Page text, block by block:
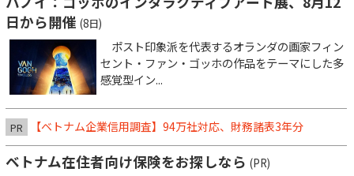
日から開催 (8日)
ポスト印象派を代表するオランダの画家フィン
セント・ファン・ゴッホの作品をテーマにした多
感覚型イン...
PR 【ベトナム企業信用調査】94万社対応、財務諸表3年分
ベトナム在住者向け保険をお探しなら (PR)